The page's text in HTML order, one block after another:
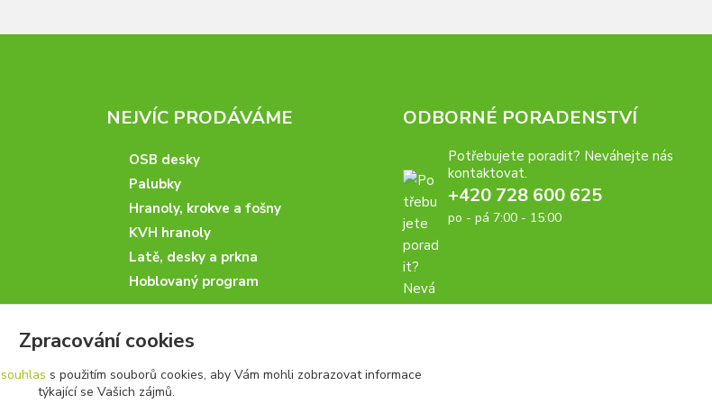
NEJVÍC PRODÁVÁME
OSB desky
Palubky
Hranoly, krokve a fošny
KVH hranoly
Latě, desky a prkna
Hoblovaný program
ODBORNÉ PORADENSTVÍ
Potřebujete poradit? Neváhejte nás
kontaktovat.
+420 728 600 625
po - pá 7:00 - 15:00
Zpracování cookies
souhlas s použitím souborů cookies, aby Vám mohli zobrazovat informace
týkající se Vašich zájmů.